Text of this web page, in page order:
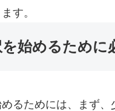
す。
始めるために
るためには、まず